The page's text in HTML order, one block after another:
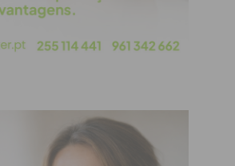
considere reforçar os
cadeados que só se abrem com
valiosos:Guarde os objetos
e de valor mais avultado em
ou outros locais de mais